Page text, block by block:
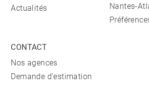
Actualités
Nantes-
CONTACT
Nos agences
Demande d'estimation